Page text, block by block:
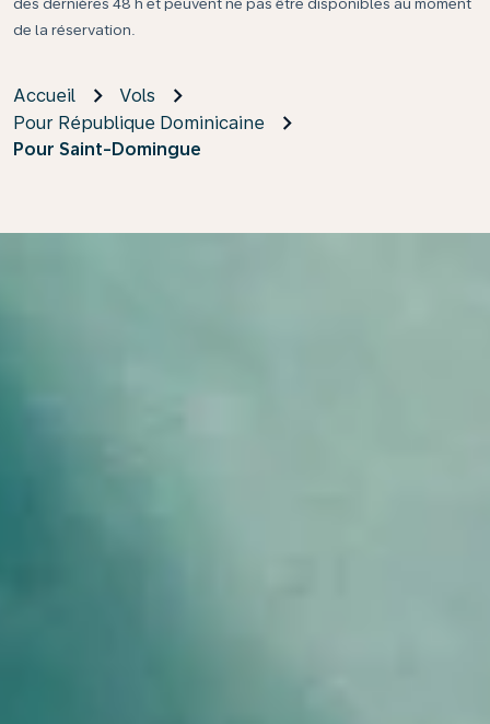
de la réservation.
Accueil
Vols
Pour République Dominicaine
Pour Saint-Domingue